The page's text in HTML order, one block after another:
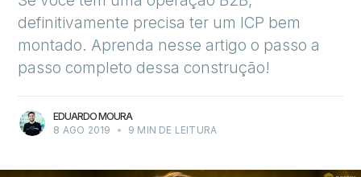
definitivamente precisa ter um ICP bem
montado. Aprenda nesse artigo o passo a
passo completo dessa construção!
EDUARDO MOURA
8 AGO 2019
• 9 MIN DE LEITURA